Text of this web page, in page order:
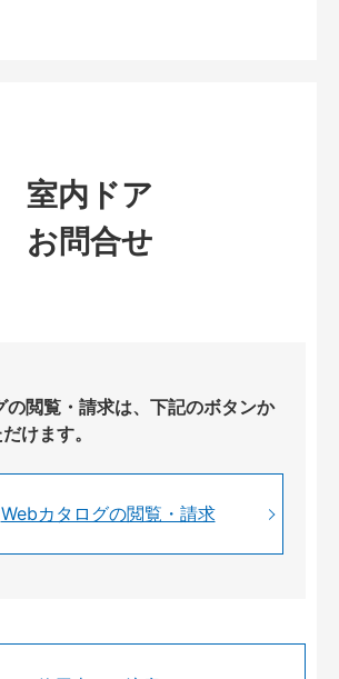
室内ドア
お問合せ
閲覧・請求は、下記のボタンか
けます。
Webカタログの閲覧・請求